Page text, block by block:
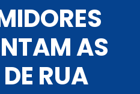
AS
RUA